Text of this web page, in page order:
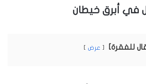
في أبرق خيطان
للفقرة] عرض